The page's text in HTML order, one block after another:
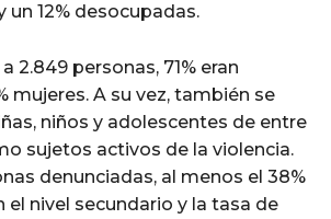
un 12% desocupadas.
2.849 personas, 71% eran
mujeres. A su vez, también se
niños y adolescentes de entre
sujetos activos de la violencia.
denunciadas, al menos el 38%
nivel secundario y la tasa de